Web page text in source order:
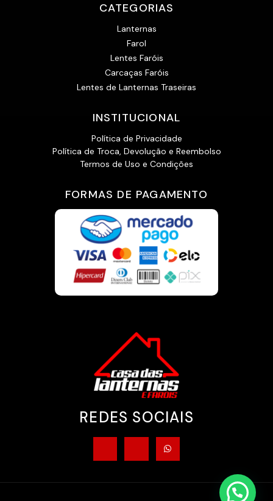
REDES SOCIAIS
CATEGORIAS
Lanternas
Farol
Lentes Faróis
Carcaças Faróis
Lentes de Lanternas Traseiras
INSTITUCIONAL
Política de Privacidade
Política de Troca, Devolução e Reembolso
Termos de Uso e Condições
FORMAS DE PAGAMENTO